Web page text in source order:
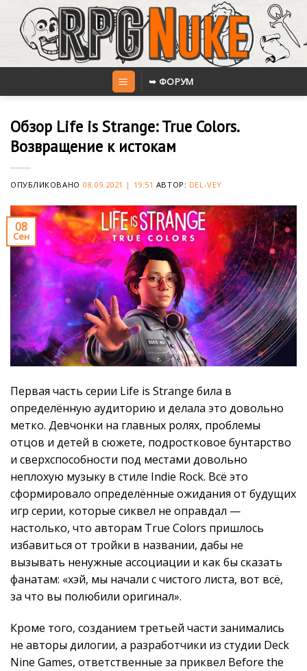
content
➥ ФОРУМ
Обзор Life is Strange: True Colors.
Возвращение к истокам
ОПУБЛИКОВАНО 08.09.2021 | 19:51 АВТОР: DEL-VEY
08
Сен
Первая часть серии Life is Strange била в
определённую аудиторию и делала это довольно
метко. Девчонки на главных ролях, проблемы
отцов и детей в сюжете, подростковое бунтарство
и сверхспособности под местами довольно
неплохую музыку в стиле Indie Rock. Всё это
сформировало определённые ожидания от будущих
игр серии, которые сиквел не оправдал —
настолько, что авторам True Colors пришлось
избавиться от тройки в названии, дабы не
вызывать ненужные ассоциации и как бы сказать
фанатам: «хэй, мы начали с чистого листа, вот всё,
за что вы полюбили оригинал».
Кроме того, созданием третьей части занимались
не авторы дилогии, а разработчики из студии Deck
Nine Games, ответственные за приквел Before the